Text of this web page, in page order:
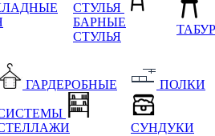
СТУЛЬЯ
БАРНЫЕ
СТУЛЬЯ
ГАРДЕРОБНЫЕ ПОЛКИ
СУНДУКИ